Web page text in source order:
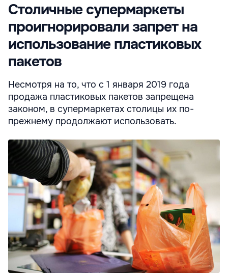
Столичные супермаркеты
проигнорировали запрет на
использование пластиковых
пакетов
Несмотря на то, что с 1 января 2019 года
продажа пластиковых пакетов запрещена
законом, в супермаркетах столицы их по-
прежнему продолжают использовать.